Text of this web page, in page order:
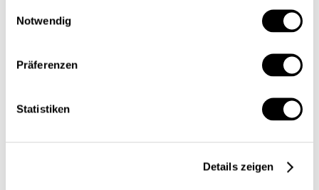
Notwendig
Präferenzen
Statistiken
Details zeigen
Wirtschaftspolitik
| 01.07.2008